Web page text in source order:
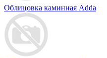
Облицовка каминная Adda